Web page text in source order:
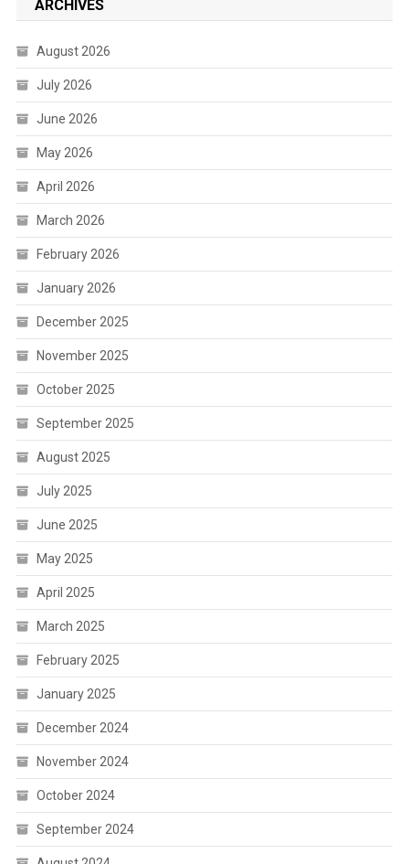
ARCHIVES
August 2026
July 2026
June 2026
May 2026
April 2026
March 2026
February 2026
January 2026
December 2025
November 2025
October 2025
September 2025
August 2025
July 2025
June 2025
May 2025
April 2025
March 2025
February 2025
January 2025
December 2024
November 2024
October 2024
September 2024